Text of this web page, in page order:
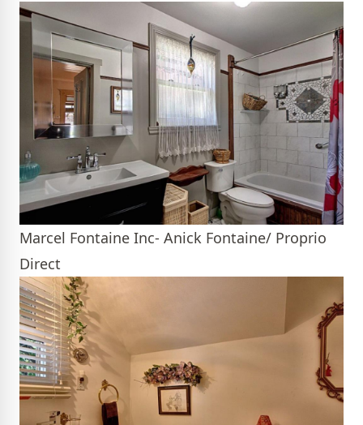
Marcel Fontaine Inc- Anick Fontaine/ Proprio
Direct